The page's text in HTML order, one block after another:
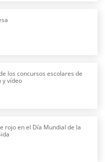
los concursos escolares de
y vídeo
rojo en el Día Mundial de la